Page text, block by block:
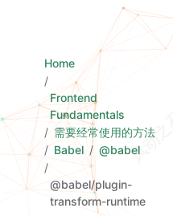
Home
Frontend
Fundamentals
需要经常使用的方法
Babel
@babel
@babel/plugin-
transform-runtime